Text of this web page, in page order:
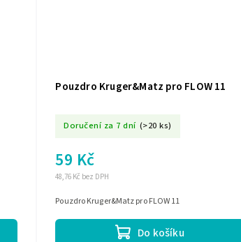
Pouzdro Kruger&Matz pro FLOW 11
Doručení za 7 dní (>20 ks)
48,76 Kč bez DPH
59 Kč
Do košíku
Pouzdro Kruger&Matz pro FLOW 11